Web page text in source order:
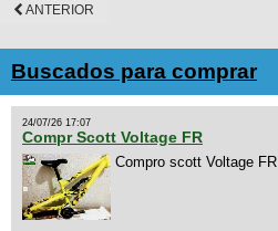
ANTERIOR
Buscados para comprar
24/07/26 17:07
Compr Scott Voltage FR
Compro scott Voltage FR